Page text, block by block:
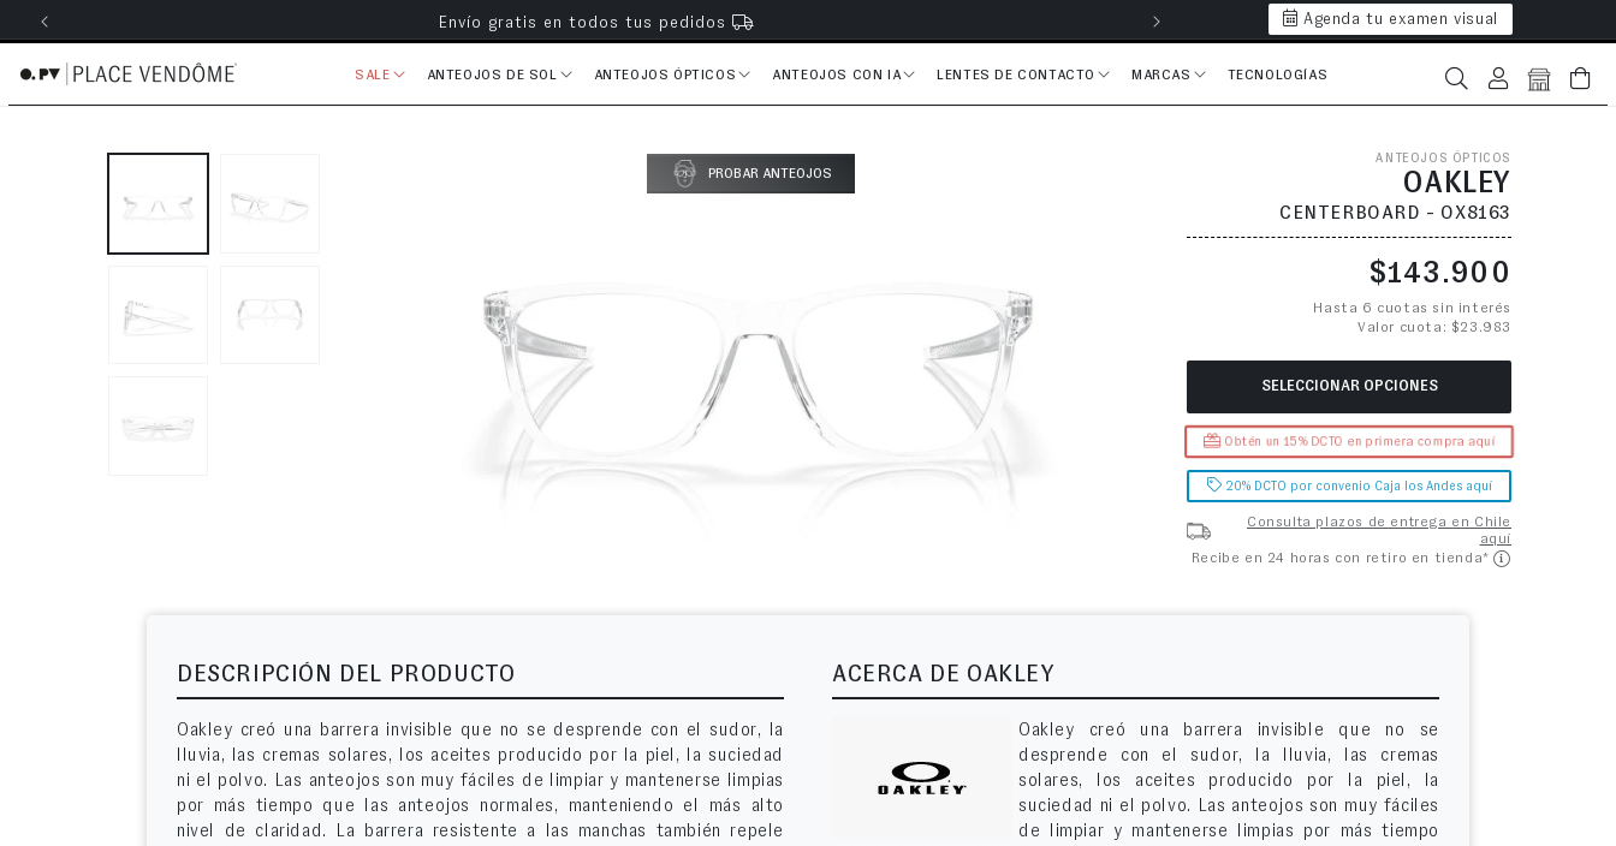
al contenido Envío gratis en todos tus pedidos Hasta 6 cuotas
Agenda tu examen visual
SALE ANTEOJOS DE SOL ANTEOJOS ÓPTICOS ANTEOJOS CON IA LENTES DE CONTACTO MARCAS TECNOLOGÍAS Iniciar sesión Bolsa
PROBAR ANTEOJOS
ANTEOJOS ÓPTICOS
OAKLEY
CENTERBOARD - OX8163
Precio habitual
$143.900
Hasta 6 cuotas sin interés
Valor cuota: $23.983
SELECCIONAR OPCIONES
Obtén un 15% DCTO en primera compra aquí
20% DCTO por convenio Caja los Andes aquí
Consulta plazos de entrega en Chile
aquí
Recibe en 24 horas con retiro en tienda*
DESCRIPCIÓN DEL PRODUCTO
Oakley creó una barrera invisible que no se desprende con el sudor, la
lluvia, las cremas solares, los aceites producido por la piel, la suciedad
ni el polvo. Las anteojos son muy fáciles de limpiar y mantenerse limpias
por más tiempo que las anteojos normales, manteniendo el más alto
nivel de claridad. La barrera resistente a las manchas también repele
ACERCA DE OAKLEY
Oakley creó una barrera invisible que no se
desprende con el sudor, la lluvia, las cremas
solares, los aceites producido por la piel, la
suciedad ni el polvo. Las anteojos son muy fáciles
de limpiar y mantenerse limpias por más tiempo